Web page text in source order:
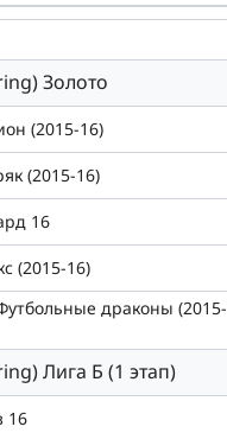
Золото
(2015-16)
(2015-16)
16
(2015-16)
драконы (2015-
Лига Б (1 этап)
16